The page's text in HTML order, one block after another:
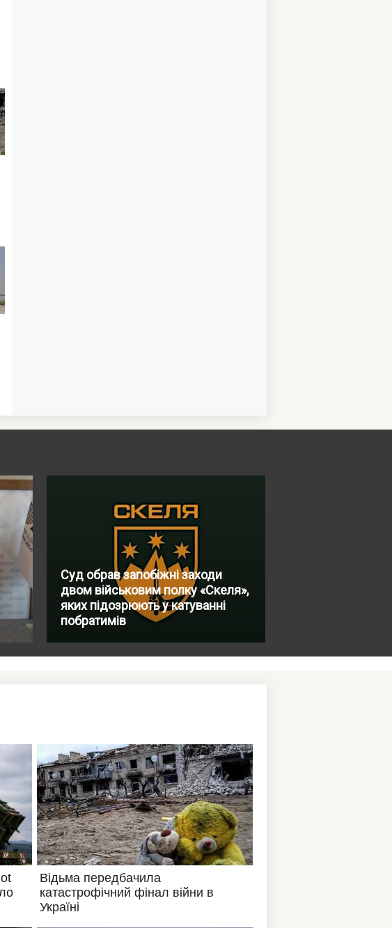
Суд обрав запобіжні заходи
двом військовим полку «Скеля»,
яких підозрюють у катуванні
побратимів